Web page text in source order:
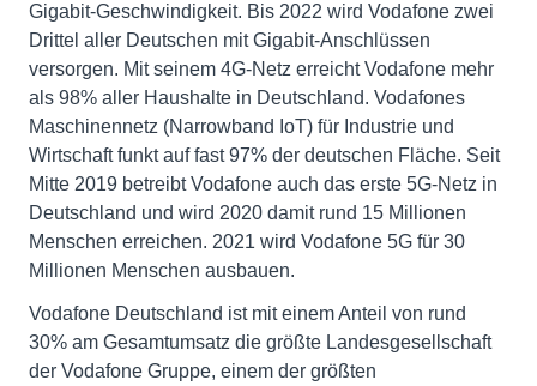
Gigabit-Geschwindigkeit. Bis 2022 wird Vodafone zwei
Drittel aller Deutschen mit Gigabit-Anschlüssen
versorgen. Mit seinem 4G-Netz erreicht Vodafone mehr
als 98% aller Haushalte in Deutschland. Vodafones
Maschinennetz (Narrowband IoT) für Industrie und
Wirtschaft funkt auf fast 97% der deutschen Fläche. Seit
Mitte 2019 betreibt Vodafone auch das erste 5G-Netz in
Deutschland und wird 2020 damit rund 15 Millionen
Menschen erreichen. 2021 wird Vodafone 5G für 30
Millionen Menschen ausbauen.
Vodafone Deutschland ist mit einem Anteil von rund
30% am Gesamtumsatz die größte Landesgesellschaft
der Vodafone Gruppe, einem der größten